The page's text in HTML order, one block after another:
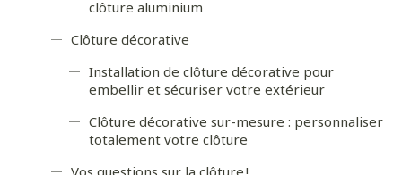
clôture aluminium
Clôture décorative
Installation de clôture décorative pour
embellir et sécuriser votre extérieur
Clôture décorative sur-mesure : personnaliser
totalement votre clôture